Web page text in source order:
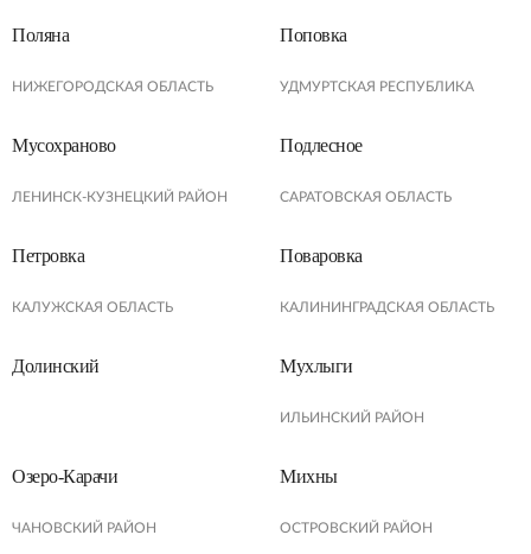
Поляна
НИЖЕГОРОДСКАЯ ОБЛАСТЬ
Поповка
УДМУРТСКАЯ РЕСПУБЛИКА
Мусохраново
ЛЕНИНСК-КУЗНЕЦКИЙ РАЙОН
Подлесное
САРАТОВСКАЯ ОБЛАСТЬ
Петровка
КАЛУЖСКАЯ ОБЛАСТЬ
Поваровка
КАЛИНИНГРАДСКАЯ ОБЛАСТЬ
Долинский Мухлыги
ИЛЬИНСКИЙ РАЙОН
Озеро-Карачи
ЧАНОВСКИЙ РАЙОН
Михны
ОСТРОВСКИЙ РАЙОН